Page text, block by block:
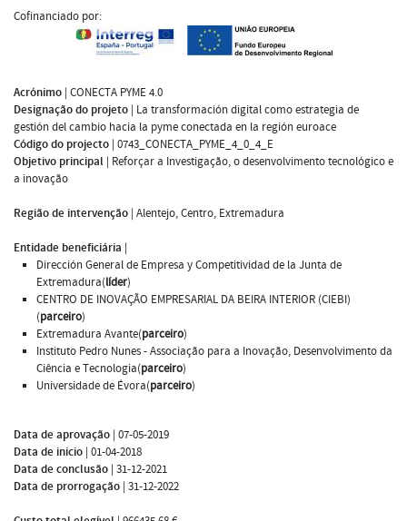
Cofinanciado por:
Acrónimo | CONECTA PYME 4.0
Designação do projeto | La transformación digital como estrategia de
gestión del cambio hacia la pyme conectada en la región euroace
Código do projecto | 0743_CONECTA_PYME_4_0_4_E
Objetivo principal | Reforçar a Investigação, o desenvolvimento tecnológico e
a inovação
Região de intervenção | Alentejo, Centro, Extremadura
Entidade beneficiária |
Dirección General de Empresa y Competitividad de la Junta de
Extremadura(líder)
CENTRO DE INOVAÇÃO EMPRESARIAL DA BEIRA INTERIOR (CIEBI)
(parceiro)
Extremadura Avante(parceiro)
Instituto Pedro Nunes - Associação para a Inovação, Desenvolvimento da
Ciência e Tecnologia(parceiro)
Universidade de Évora(parceiro)
Data de aprovação | 07-05-2019
Data de inicio | 01-04-2018
Data de conclusão | 31-12-2021
Data de prorrogação | 31-12-2022